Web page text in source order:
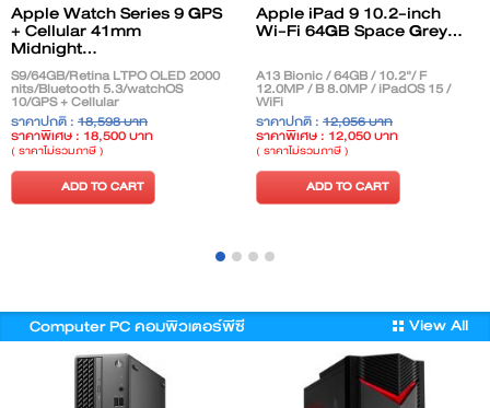
Apple Watch Series 9 GPS
+ Cellular 41mm
Midnight...
S9/64GB/Retina LTPO OLED 2000
nits/Bluetooth 5.3/watchOS
10/GPS + Cellular
ราคาปกติ : 18,598 บาท
ราคาพิเศษ : 18,500 บาท
( ราคาไม่รวมภาษี )
ADD TO CART
Apple iPad 9 10.2-inch
Wi-Fi 64GB Space Grey...
A13 Bionic / 64GB / 10.2"/ F
12.0MP / B 8.0MP / iPadOS 15 /
WiFi
ราคาปกติ : 12,056 บาท
ราคาพิเศษ : 12,050 บาท
( ราคาไม่รวมภาษี )
ADD TO CART
Computer PC คอมพิวเตอร์พีซี View All